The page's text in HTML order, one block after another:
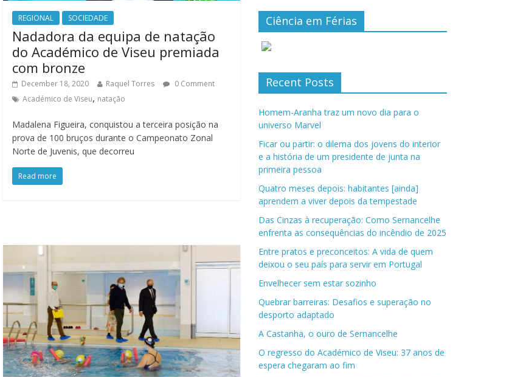
REGIONAL SOCIEDADE
Nadadora da equipa de natação
do Académico de Viseu premiada
com bronze
December 18, 2020 Raquel Torres
0 Comment
Académico de Viseu, natação
Madalena Figueira, conquistou a terceira posição na
prova de 100 bruços durante o Campeonato Zonal
Norte de Juvenis, que decorreu
Read more
Ciência em Férias
Recent Posts
Homem-Aranha traz um novo dia para o
universo Marvel
Ficar ou partir: o dilema dos jovens do interior
e a história de um presidente de junta na
primeira pessoa
Quatro meses depois: habitantes [ainda]
aprendem a viver depois da tempestade
Das Cinzas à recuperação: Como Sernancelhe
enfrenta as consequências do incêndio de 2025
Entre pratos e preconceitos: A vida de quem
deixou o seu país para servir em Portugal
Envelhecer sem estar sozinho
Quebrar barreiras: Desafios e superação no
desporto adaptado
A Castanha, o ouro de Sernancelhe
O regresso do Académico de Viseu: 37 anos de
espera chegaram ao fim